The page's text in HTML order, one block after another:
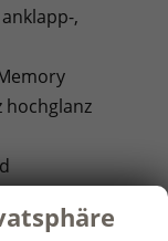
,
hochglanz
für